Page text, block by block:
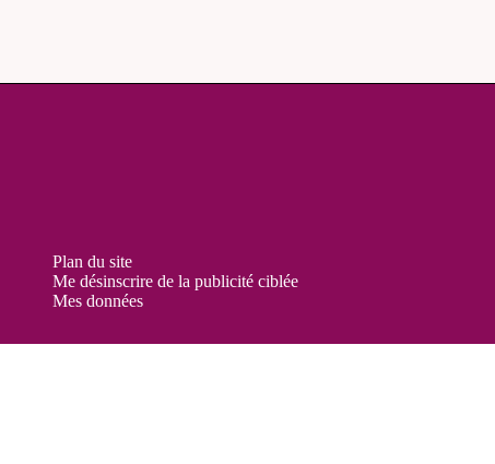
Plan du site
Me désinscrire de la publicité ciblée
Mes données